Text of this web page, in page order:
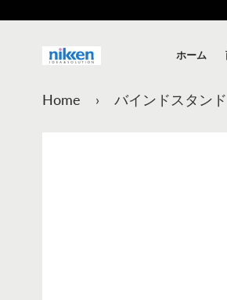
ホーム
Home › バインドスタン